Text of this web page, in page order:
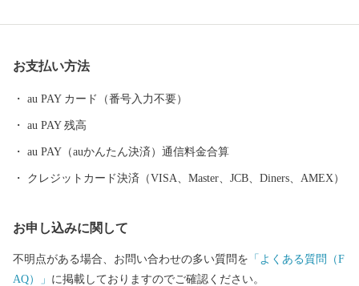
ど果樹の一大産地として発展してきました。 大自然に囲まれ四
お支払い方法
au PAY カード（番号入力不要）
au PAY 残高
au PAY（auかんたん決済）通信料金合算
クレジットカード決済（VISA、Master、JCB、Diners、AMEX）
お申し込みに関して
不明点がある場合、お問い合わせの多い質問を 「よくある質問（F
AQ）」 に掲載しておりますのでご確認ください。